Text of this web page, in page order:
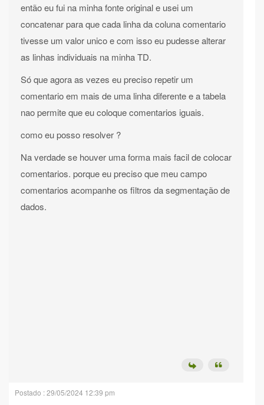
então eu fui na minha fonte original e usei um
concatenar para que cada linha da coluna comentario
tivesse um valor unico e com isso eu pudesse alterar
as linhas individuais na minha TD.
Só que agora as vezes eu preciso repetir um
comentario em mais de uma linha diferente e a tabela
nao permite que eu coloque comentarios iguais.
como eu posso resolver ?
Na verdade se houver uma forma mais facil de colocar
comentarios. porque eu preciso que meu campo
comentarios acompanhe os filtros da segmentação de
dados.
Postado : 29/05/2024 12:39 pm